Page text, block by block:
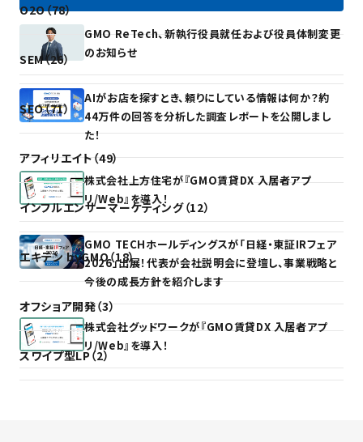
O2O（78）
SEM（26）
SEO（71）
アフィリエイト（49）
インフルエンサーマーケティング（12）
エキテン byGMO（18）
オフショア開発（3）
スワイプ型LP（2）
GMO ReTech、新執行役員就任および役員体制変更
のお知らせ
AIがお店を探すとき、頼りにしている情報は何か？約
44万件の回答を分析した調査レポートを公開しまし
た！
株式会社上方住宅が『GMO賃貸DX 入居者アプ
リ/Web』を導入！
GMO TECHホールディングスが「日経・東証IRフェア
2026」出展！代表が会社説明会に登壇し、事業戦略と
今後の成長方針を紹介します
株式会社グッドワークが『GMO賃貸DX 入居者アプ
リ/Web』を導入！